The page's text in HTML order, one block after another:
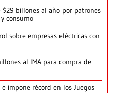
billones al año por patrones
consumo
sobre empresas eléctricas con
al IMA para compra de
impone récord en los Juegos